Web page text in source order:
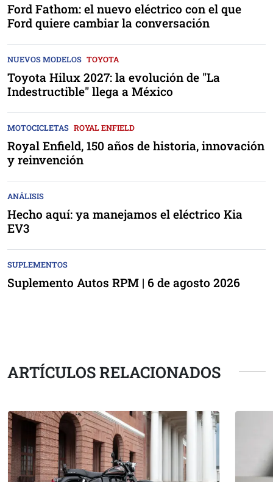
Ford Fathom: el nuevo eléctrico con el que
Ford quiere cambiar la conversación
NUEVOS MODELOS TOYOTA
Toyota Hilux 2027: la evolución de "La
Indestructible" llega a México
MOTOCICLETAS ROYAL ENFIELD
Royal Enfield, 150 años de historia, innovación
y reinvención
ANÁLISIS
Hecho aquí: ya manejamos el eléctrico Kia
EV3
SUPLEMENTOS
Suplemento Autos RPM | 6 de agosto 2026
ARTÍCULOS RELACIONADOS